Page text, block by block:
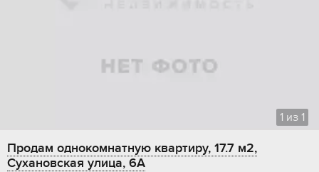
1 из 1
Продам однокомнатную квартиру, 17.7 м2,
Сухановская улица, 6А